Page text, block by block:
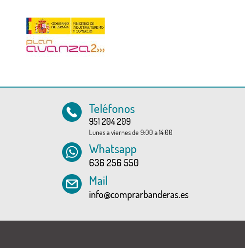
Teléfonos
951 204 209
Lunes a viernes de 9:00 a 14:00
Whatsapp
636 256 550
Mail
info@comprarbanderas.es